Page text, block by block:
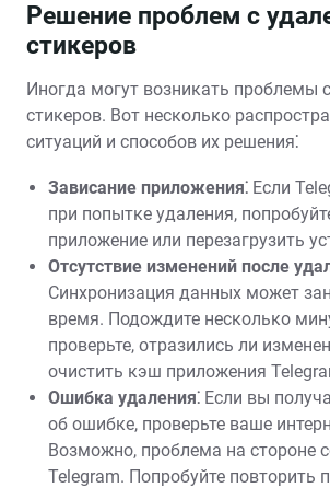
Решение проблем с
стикеров
Иногда могут возникать проблемы
стикеров. Вот несколько
ситуаций и способов их решения⁚
Зависание приложения⁚ Если
при попытке удаления,
приложение или перезагрузить
Отсутствие изменений после
Синхронизация данных может
время. Подождите несколько
проверьте, отразились ли
очистить кэш приложения
Ошибка удаления⁚ Если вы
об ошибке, проверьте ваше
Возможно, проблема на стороне
Telegram. Попробуйте повторить